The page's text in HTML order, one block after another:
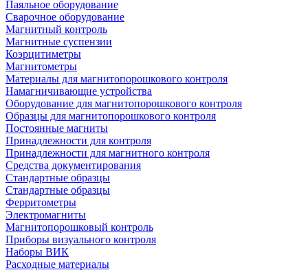
Паяльное оборудование
Сварочное оборудование
Магнитный контроль
Магнитные суспензии
Коэрцитиметры
Магнитометры
Материалы для магнитопорошкового контроля
Намагничивающие устройства
Оборудование для магнитопорошкового контроля
Образцы для магнитопорошкового контроля
Постоянные магниты
Принадлежности для контроля
Принадлежности для магнитного контроля
Средства документирования
Стандартные образцы
Стандартные образцы
Ферритометры
Электромагниты
Магнитопорошковый контроль
Приборы визуального контроля
Наборы ВИК
Расходные материалы